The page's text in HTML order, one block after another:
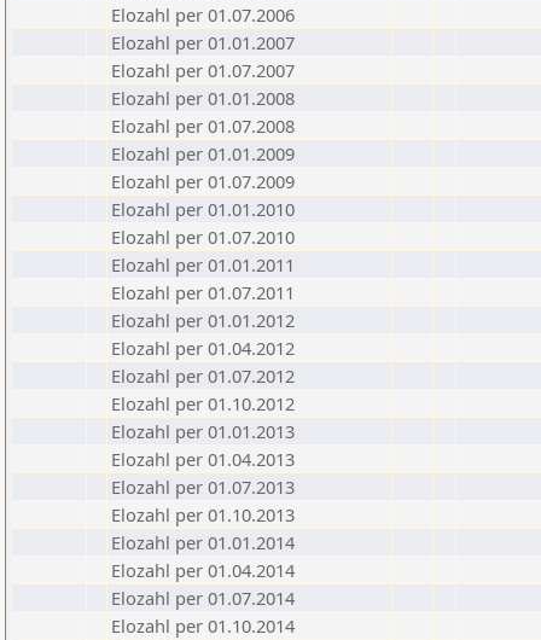
Elozahl per 01.07.2006
Elozahl per 01.01.2007
Elozahl per 01.07.2007
Elozahl per 01.01.2008
Elozahl per 01.07.2008
Elozahl per 01.01.2009
Elozahl per 01.07.2009
Elozahl per 01.01.2010
Elozahl per 01.07.2010
Elozahl per 01.01.2011
Elozahl per 01.07.2011
Elozahl per 01.01.2012
Elozahl per 01.04.2012
Elozahl per 01.07.2012
Elozahl per 01.10.2012
Elozahl per 01.01.2013
Elozahl per 01.04.2013
Elozahl per 01.07.2013
Elozahl per 01.10.2013
Elozahl per 01.01.2014
Elozahl per 01.04.2014
Elozahl per 01.07.2014
Elozahl per 01.10.2014